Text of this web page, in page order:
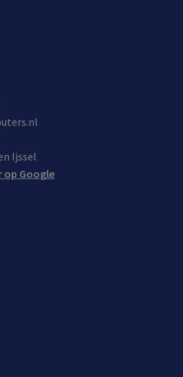
Ijssel
op Google